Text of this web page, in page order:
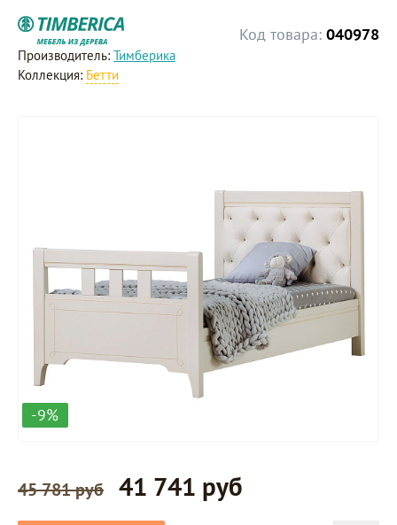
Код товара: 040978
Производитель: Тимберика
Коллекция: Бетти
-9%
45 781 руб 41 741 руб